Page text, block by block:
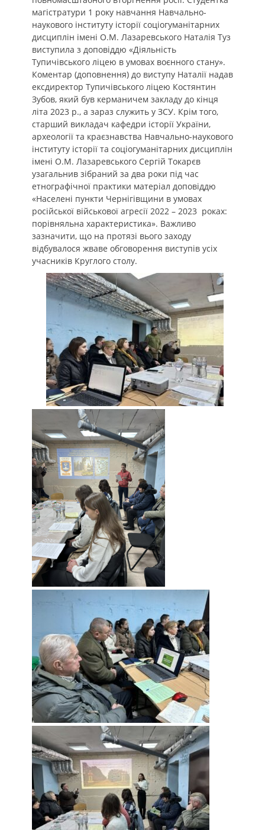
магістратури 1 року навчання Навчально-
наукового інституту історії соціогуманітарних
дисциплін імені О.М. Лазаревського Наталія Туз
виступила з доповіддю «Діяльність
Тупичівського ліцею в умовах воєнного стану».
Коментар (доповнення) до виступу Наталії надав
ексдиректор Тупичівського ліцею Костянтин
Зубов, який був керманичем закладу до кінця
літа 2023 р., а зараз служить у ЗСУ. Крім того,
старший викладач кафедри історії України,
археології та краєзнавства Навчально-наукового
інституту історії та соціогуманітарних дисциплін
імені О.М. Лазаревського Сергій Токарєв
узагальнив зібраний за два роки під час
етнографічної практики матеріал доповіддю
«Населені пункти Чернігівщини в умовах
російської військової агресії 2022 – 2023 роках:
порівняльна характеристика». Важливо
зазначити, що на протязі вього заходу
відбувалося жваве обговорення виступів усіх
учасників Круглого столу.